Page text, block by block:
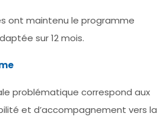
ont maintenu le programme
sur 12 mois.
problématique correspond aux
et d’accompagnement vers la